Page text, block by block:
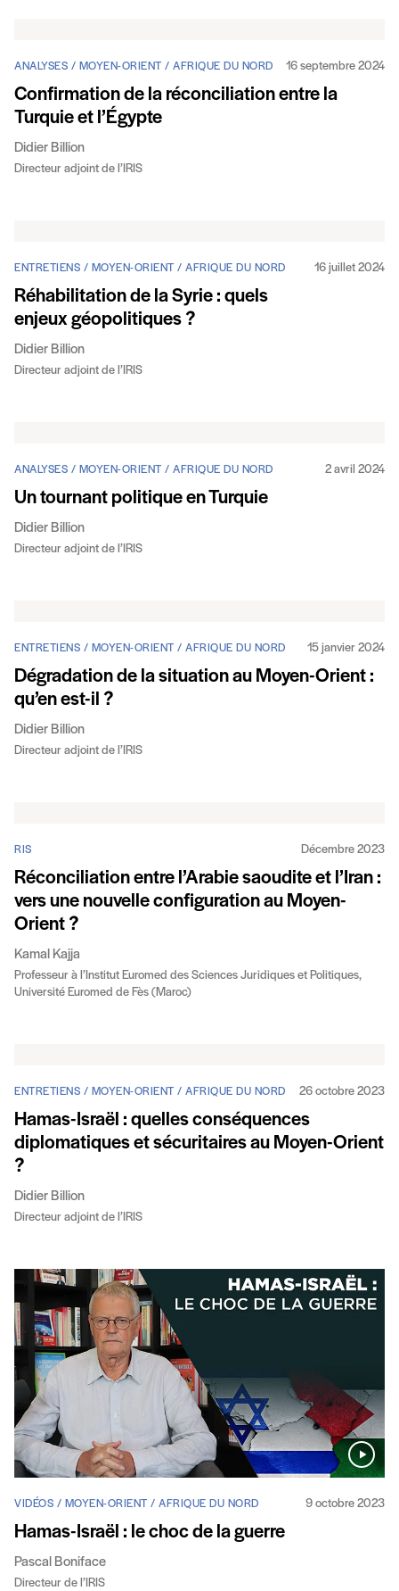
ANALYSES / MOYEN-ORIENT / AFRIQUE DU NORD 16 septembre 2024
Confirmation de la réconciliation entre la
Turquie et l’Égypte
Didier Billion
Directeur adjoint de l’IRIS
ENTRETIENS / MOYEN-ORIENT / AFRIQUE DU NORD 16 juillet 2024
Réhabilitation de la Syrie : quels
enjeux géopolitiques ?
Didier Billion
Directeur adjoint de l’IRIS
ANALYSES / MOYEN-ORIENT / AFRIQUE DU NORD 2 avril 2024
Un tournant politique en Turquie
Didier Billion
Directeur adjoint de l’IRIS
ENTRETIENS / MOYEN-ORIENT / AFRIQUE DU NORD 15 janvier 2024
Dégradation de la situation au Moyen-Orient :
qu’en est-il ?
Didier Billion
Directeur adjoint de l’IRIS
RIS Décembre 2023
Réconciliation entre l’Arabie saoudite et l’Iran :
vers une nouvelle configuration au Moyen-
Orient ?
Kamal Kajja
Professeur à l’Institut Euromed des Sciences Juridiques et Politiques,
Université Euromed de Fès (Maroc)
ENTRETIENS / MOYEN-ORIENT / AFRIQUE DU NORD 26 octobre 2023
Hamas-Israël : quelles conséquences
diplomatiques et sécuritaires au Moyen-Orient
?
Didier Billion
Directeur adjoint de l’IRIS
VIDÉOS / MOYEN-ORIENT / AFRIQUE DU NORD 9 octobre 2023
Hamas-Israël : le choc de la guerre
Pascal Boniface
Directeur de l’IRIS